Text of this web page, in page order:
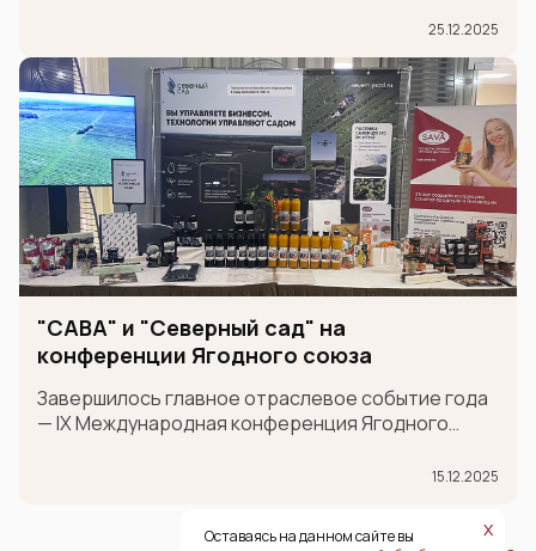
провинцией Шаньдун и странами Шанхайской
организации сотрудничества (ШОС).
25.12.2025
"САВА" и "Северный сад" на
конференции Ягодного союза
Завершилось главное отраслевое событие года
— IX Международная конференция Ягодного
15.12.2025
Оставаясь на данном сайте вы
х